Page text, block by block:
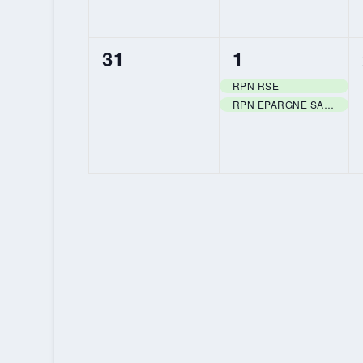
0
ÉVÈNEMENT,
31
2
ÉVÈNEMENTS,
1
RPN RSE
RPN EPARGNE SALARIALE